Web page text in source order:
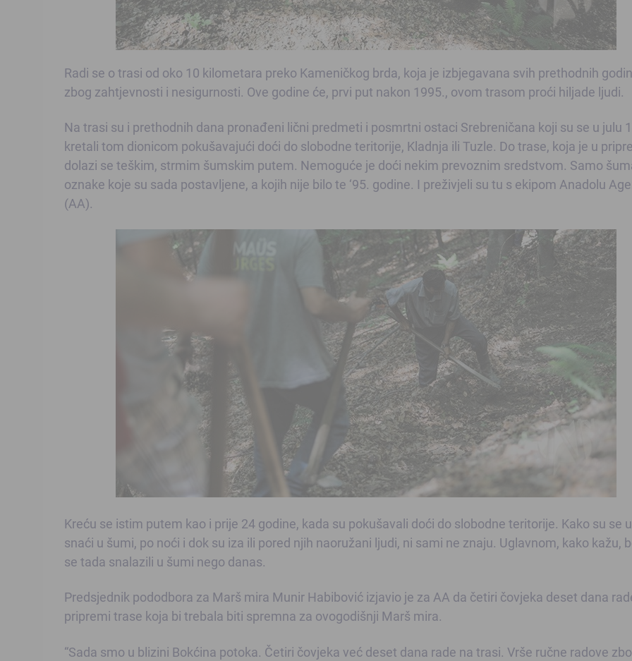
Radi se o trasi od oko 10 kilometara preko Kameničkog brda, koja je izbjegavana svih prethodnih
zbog zahtjevnosti i nesigurnosti. Ove godine će, prvi put nakon 1995., ovom trasom proći hiljade ljudi.
Na trasi su i prethodnih dana pronađeni lični predmeti i posmrtni ostaci Srebreničana koji su se u julu
kretali tom dionicom pokušavajući doći do slobodne teritorije, Kladnja ili Tuzle. Do trase, koja je u
dolazi se teškim, strmim šumskim putem. Nemoguće je doći nekim prevoznim sredstvom. Samo
oznake koje su sada postavljene, a kojih nije bilo te ‘95. godine. I preživjeli su tu s ekipom Anadolu
(AA).
Kreću se istim putem kao i prije 24 godine, kada su pokušavali doći do slobodne teritorije. Kako su se
snaći u šumi, po noći i dok su iza ili pored njih naoružani ljudi, ni sami ne znaju. Uglavnom, kako kažu,
se tada snalazili u šumi nego danas.
Predsjednik pododbora za Marš mira Munir Habibović izjavio je za AA da četiri čovjeka deset dana
pripremi trase koja bi trebala biti spremna za ovogodišnji Marš mira.
“Sada smo u blizini Bokćina potoka. Četiri čovjeka već deset dana rade na trasi. Vrše ručne radove